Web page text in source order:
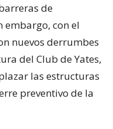
de
embargo, con el
nuevos derrumbes
del Club de Yates,
las estructuras
preventivo de la